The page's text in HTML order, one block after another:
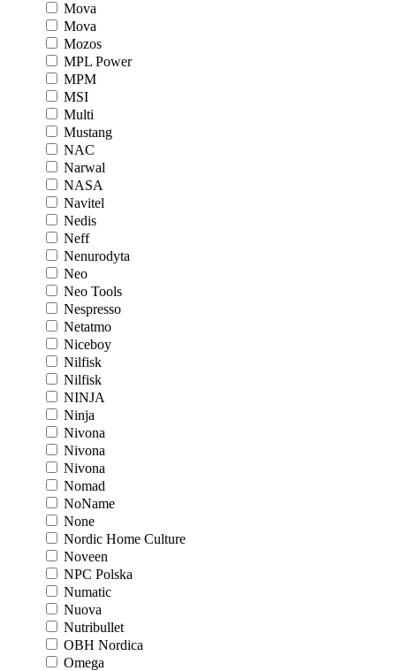
Mova
Mova
Mozos
MPL Power
MPM
MSI
Multi
Mustang
NAC
Narwal
NASA
Navitel
Nedis
Neff
Nenurodyta
Neo
Neo Tools
Nespresso
Netatmo
Niceboy
Nilfisk
Nilfisk
NINJA
Ninja
Nivona
Nivona
Nivona
Nomad
NoName
None
Nordic Home Culture
Noveen
NPC Polska
Numatic
Nuova
Nutribullet
OBH Nordica
Omega